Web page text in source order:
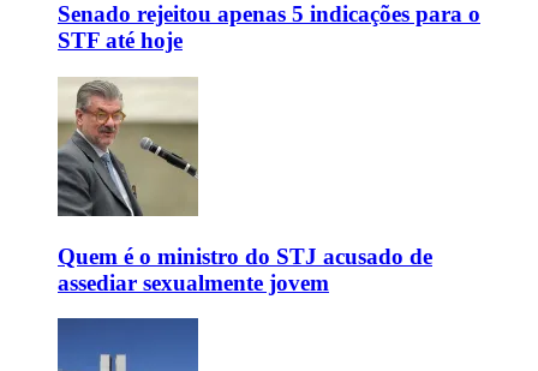
Senado rejeitou apenas 5 indicações para o
STF até hoje
Quem é o ministro do STJ acusado de
assediar sexualmente jovem